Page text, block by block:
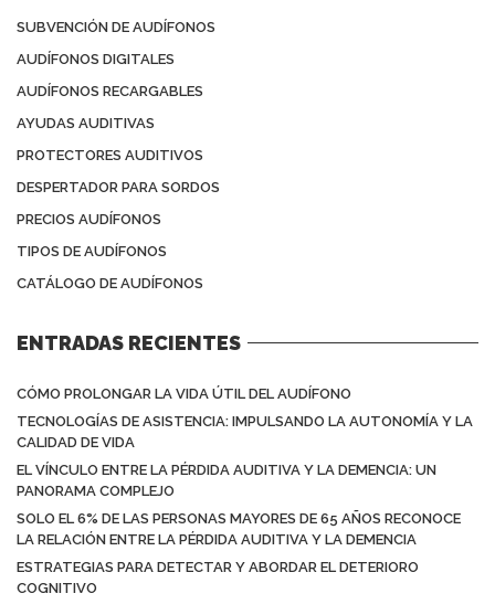
SUBVENCIÓN DE AUDÍFONOS
AUDÍFONOS DIGITALES
AUDÍFONOS RECARGABLES
AYUDAS AUDITIVAS
PROTECTORES AUDITIVOS
DESPERTADOR PARA SORDOS
PRECIOS AUDÍFONOS
TIPOS DE AUDÍFONOS
CATÁLOGO DE AUDÍFONOS
ENTRADAS RECIENTES
CÓMO PROLONGAR LA VIDA ÚTIL DEL AUDÍFONO
TECNOLOGÍAS DE ASISTENCIA: IMPULSANDO LA AUTONOMÍA Y LA
CALIDAD DE VIDA
EL VÍNCULO ENTRE LA PÉRDIDA AUDITIVA Y LA DEMENCIA: UN
PANORAMA COMPLEJO
SOLO EL 6% DE LAS PERSONAS MAYORES DE 65 AÑOS RECONOCE
LA RELACIÓN ENTRE LA PÉRDIDA AUDITIVA Y LA DEMENCIA
ESTRATEGIAS PARA DETECTAR Y ABORDAR EL DETERIORO
COGNITIVO